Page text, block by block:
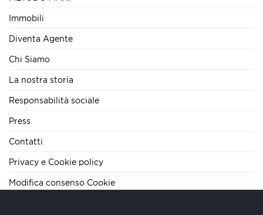
Immobili
Diventa Agente
Chi Siamo
La nostra storia
Responsabilità sociale
Press
Contatti
Privacy e Cookie policy
Modifica consenso Cookie